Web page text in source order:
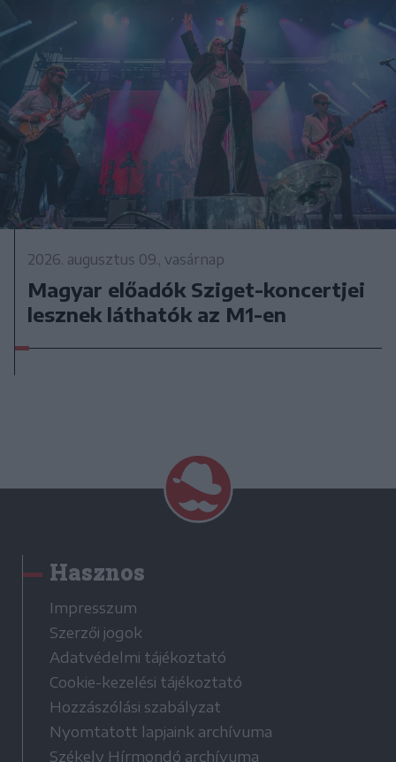
2026. augusztus 09., vasárnap
Magyar előadók Sziget-koncertjei
lesznek láthatók az M1-en
Hasznos
Impresszum
Szerzői jogok
Adatvédelmi tájékoztató
Cookie-kezelési tájékoztató
Hozzászólási szabályzat
Nyomtatott lapjaink archívuma
Székely Hírmondó archívuma